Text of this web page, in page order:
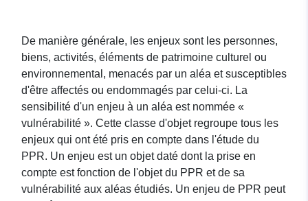
Val de La Charité-sur-Loire
- Nièvre (58)
De manière générale, les enjeux sont les personnes,
biens, activités, éléments de patrimoine culturel ou
environnemental, menacés par un aléa et susceptibles
d'être affectés ou endommagés par celui-ci. La
sensibilité d'un enjeu à un aléa est nommée «
vulnérabilité ». Cette classe d'objet regroupe tous les
enjeux qui ont été pris en compte dans l'étude du
PPR. Un enjeu est un objet daté dont la prise en
compte est fonction de l'objet du PPR et de sa
vulnérabilité aux aléas étudiés. Un enjeu de PPR peut